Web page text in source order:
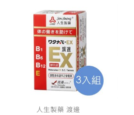
人生製藥 渡邊
原
始
價
格：
NT$ 1,650。
目
前
價
格：
NT$ 1,271。